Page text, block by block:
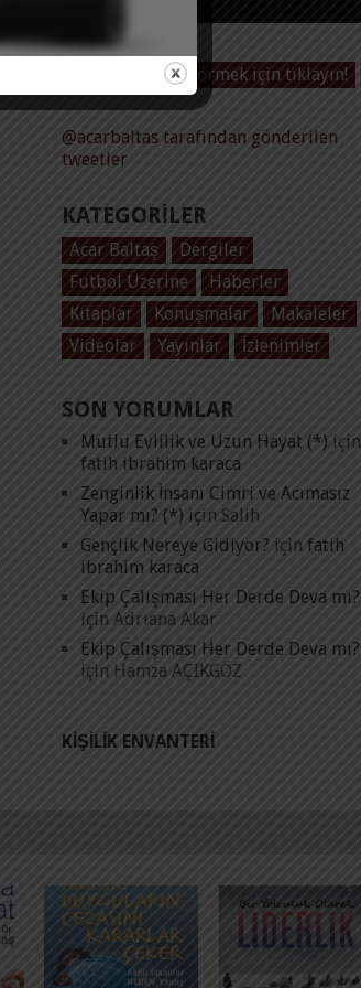
Tüm Videoları görmek için tıklayın!
@acarbaltas tarafından gönderilen
tweetler
KATEGORILER
Acar Baltaş
Dergiler
Futbol Üzerine
Haberler
Kitaplar
Konuşmalar
Makaleler
Videolar
Yayınlar İzlenimler
SON YORUMLAR
Mutlu Evlilik ve Uzun Hayat (*) için
fatih ibrahim karaca
Zenginlik İnsanı Cimri ve Acımasız
Yapar mı? (*) için Salih
Gençlik Nereye Gidiyor? içinfatih
ibrahim karaca
Ekip Çalışması Her Derde Deva mı?
için Adrıana Akar
Ekip Çalışması Her Derde Deva mı?
için Hamza AÇIKGÖZ
KIŞILIK ENVANTERI